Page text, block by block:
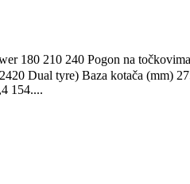
180 210 240 Pogon na
Dual tyre) Baza kotača (mm)
154....